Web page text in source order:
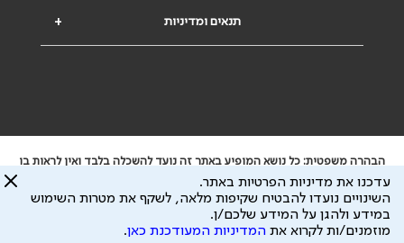
+ תנאים ומדיניות
הבהרה משפטית: כל נושא המופיע באתר זה נועד להשכלה בלבד ואין לראות בו
ייעוץ רפואי או משפטי. אין הר"י אחראית לתוכן המתפרסם באתר זה ולכל נזק
שעלול להיגרם.
ידוע לי שהר"י אוספת ושומרת מידע אישי לצורך מתן השרות וכי חלק ממנו עשוי
להיות מועבר לצדדים שלישיים, הכל בכפוף למדיניות הפרטיות
עדכנו את מדיניות הפרטיות באתר.
השינויים נועדו להבטיח שקיפות מלאה, לשקף את מטרות השימוש
במידע ולהגן על המידע שלכם/ן.
מוזמנים/ות לקרוא את המדיניות המעודכנת כאן.